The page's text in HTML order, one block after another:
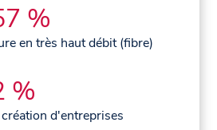
%
en très haut débit (fibre)
%
d'entreprises